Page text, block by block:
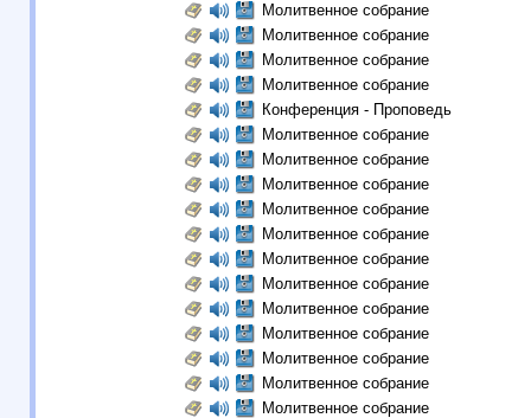
Молитвенное собрание
Молитвенное собрание
Молитвенное собрание
Молитвенное собрание
Конференция - Проповедь
Молитвенное собрание
Молитвенное собрание
Молитвенное собрание
Молитвенное собрание
Молитвенное собрание
Молитвенное собрание
Молитвенное собрание
Молитвенное собрание
Молитвенное собрание
Молитвенное собрание
Молитвенное собрание
Молитвенное собрание